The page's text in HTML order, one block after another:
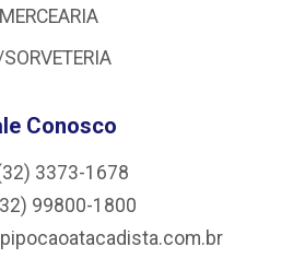
MERCEARIA
Conosco
3373-1678
99800-1800